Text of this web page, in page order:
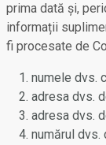
prima dată și,
informații
fi procesate de
numele dvs.
adresa dvs.
adresa dvs.
numărul dvs.